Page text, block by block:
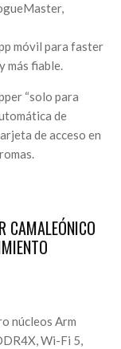
móvil para faster
más fiable.
“solo para
de
de acceso en
núcleos Arm
Wi-Fi 5,